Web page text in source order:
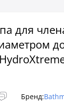
для
Бренд: